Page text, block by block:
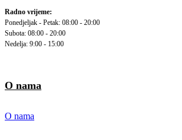
Radno vrijeme:
Ponedjeljak - Petak: 08:00 - 20:00
Subota: 08:00 - 20:00
Nedelja: 9:00 - 15:00
O nama
O nama